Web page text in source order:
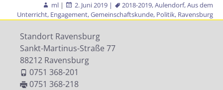
ml | 2. Juni 2019 | 2018-2019,Aulendorf,Aus dem
Unterricht, Engagement,Gemeinschaftskunde, Politik, Ravensburg
Standort Ravensburg
Sankt-Martinus-Straße 77
88212 Ravensburg
0751 368-201
0751 368-218